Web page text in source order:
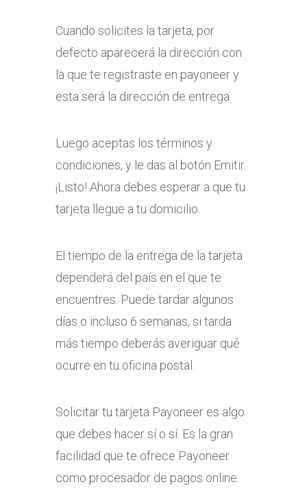
Cuando solicites la tarjeta, por
defecto aparecerá la dirección con
la que te registraste en payoneer y
esta será la dirección de entrega.
Luego aceptas los términos y
condiciones, y le das al botón Emitir.
¡Listo! Ahora debes esperar a que tu
tarjeta llegue a tu domicilio.
El tiempo de la entrega de la tarjeta
dependerá del país en el que te
encuentres. Puede tardar algunos
días o incluso 6 semanas, si tarda
más tiempo deberás averiguar qué
ocurre en tu oficina postal.
Solicitar tu tarjeta Payoneer es algo
que debes hacer sí o sí. Es la gran
facilidad que te ofrece Payoneer
como procesador de pagos online.